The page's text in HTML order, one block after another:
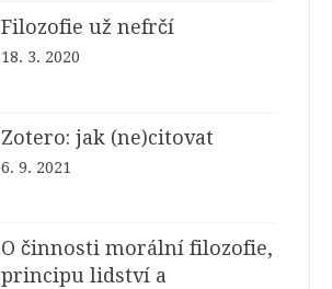
Filozofie už nefrčí
18. 3. 2020
Zotero: jak (ne)citovat
6. 9. 2021
O činnosti morální filozofie,
principu lidství a